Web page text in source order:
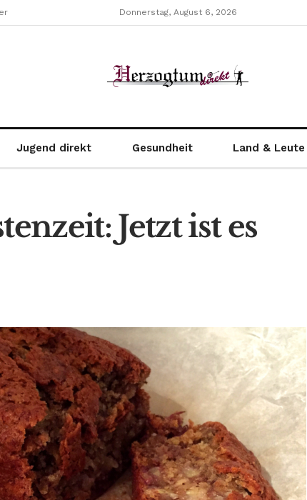
Donnerstag, August 6, 2026
Jugend direkt Gesundheit Land & Leute
Jetzt ist es